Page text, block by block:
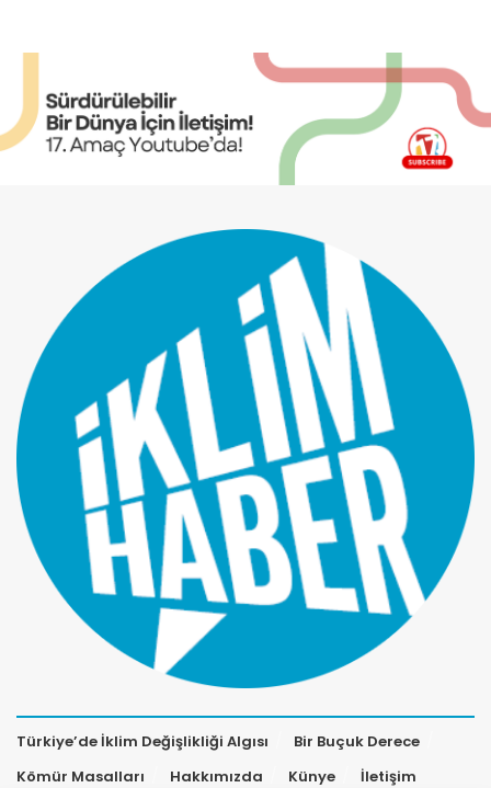
Türkiye’de İklim Değişlikliği Algısı
Bir Buçuk Derece
Kömür Masalları
Hakkımızda Künye İletişim